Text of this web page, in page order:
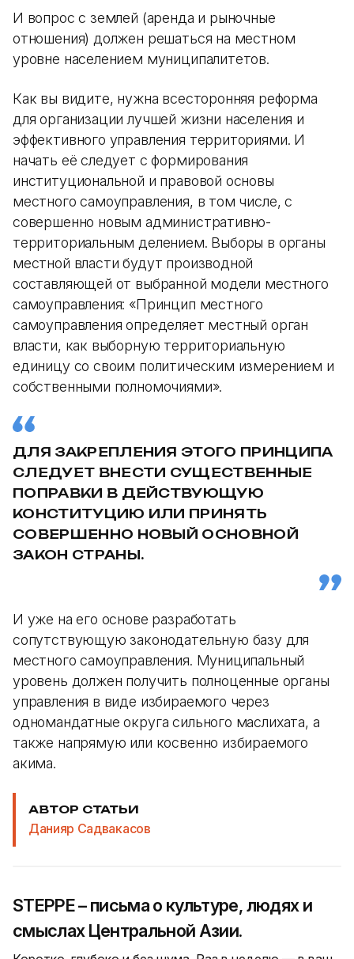
И вопрос с землей (аренда и рыночные
отношения) должен решаться на местном
уровне населением муниципалитетов.
Как вы видите, нужна всесторонняя реформа
для организации лучшей жизни населения и
эффективного управления территориями. И
начать её следует с формирования
институциональной и правовой основы
местного самоуправления, в том числе, c
совершенно новым административно-
территориальным делением. Выборы в органы
местной власти будут производной
составляющей от выбранной модели местного
самоуправления: «Принцип местного
самоуправления определяет местный орган
власти, как выборную территориальную
единицу со своим политическим измерением и
собственными полномочиями».
ДЛЯ ЗАКРЕПЛЕНИЯ ЭТОГО ПРИНЦИПА
СЛЕДУЕТ ВНЕСТИ СУЩЕСТВЕННЫЕ
ПОПРАВКИ В ДЕЙСТВУЮЩУЮ
КОНСТИТУЦИЮ ИЛИ ПРИНЯТЬ
СОВЕРШЕННО НОВЫЙ ОСНОВНОЙ
ЗАКОН СТРАНЫ.
И уже на его основе разработать
сопутствующую законодательную базу для
местного самоуправления. Муниципальный
уровень должен получить полноценные органы
управления в виде избираемого через
одномандатные округа сильного маслихата, а
также напрямую или косвенно избираемого
акима.
АВТОР СТАТЬИ
Данияр Садвакасов
STEPPE – письма о культуре, людях и
смыслах Центральной Азии.